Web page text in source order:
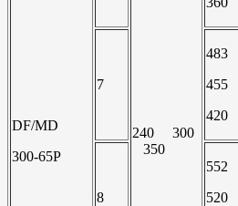
DF/MD
300-65P
240 300
350
7
483
455
420
8
552
520